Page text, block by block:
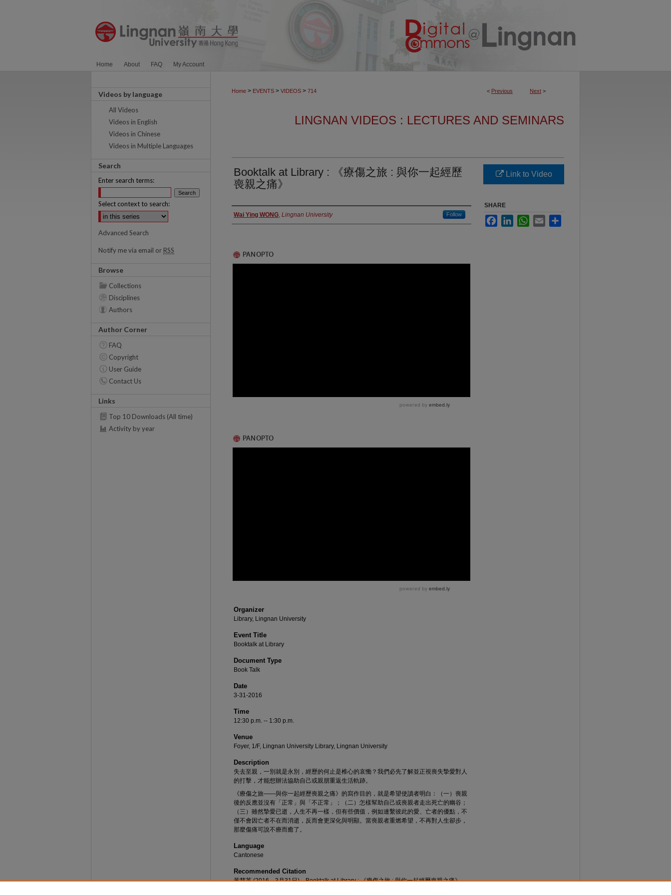
Home About FAQ My Account
< Previous Next >
Home > EVENTS > VIDEOS > 714
LINGNAN VIDEOS : LECTURES AND SEMINARS
Booktalk at Library : 《療傷之旅 : 與你一起經歷
喪親之痛》
Authors
Wai Ying WONG, Lingnan University Follow
Organizer
Library, Lingnan University
Event Title
Booktalk at Library
Document Type
Book Talk
Date
3-31-2016
Time
12:30 p.m. -- 1:30 p.m.
Venue
Foyer, 1/F, Lingnan University Library, Lingnan University
Description
失去至親，一別就是永別，經歷的何止是椎心的哀慟？我們必先了解並正視喪失摯愛對人
的打擊，才能想辦法協助自己或親朋重返生活軌跡。
《療傷之旅——與你一起經歷喪親之痛》的寫作目的，就是希望使讀者明白：（一）喪親
後的反應並沒有「正常」與「不正常」；（二）怎樣幫助自己或喪親者走出死亡的幽谷；
（三）雖然摯愛已逝，人生不再一樣，但有些價值，例如連繫彼此的愛、亡者的優點，不
僅不會因亡者不在而消逝，反而會更深化與明顯。當喪親者重燃希望，不再對人生卻步，
那麼傷痛可說不療而癒了。
Language
Cantonese
Recommended Citation
黃慧英 (2016，3月31日)。Booktalk at Library : 《療傷之旅 : 與你一起經歷喪親之痛》
Link to Video
SHARE
FacebookLinkedInWhatsApp
Email
Videos by language
All Videos
Videos in English
Videos in Chinese
Videos in Multiple Languages
Search
Enter search terms:
Select context to search:
Advanced Search
Notify me via email or RSS
Browse
Collections
Disciplines
Authors
Author Corner
FAQ
Copyright
User Guide
Contact Us
Links
Top 10 Downloads (All time)
Activity by year